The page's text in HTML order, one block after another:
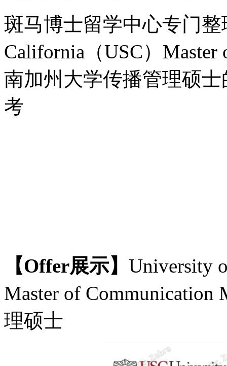
斑马博士留学中心专门整
California（USC）Master
南加州大学传播管理硕
考
【Offer展示】 University
Master of Communication
理硕士